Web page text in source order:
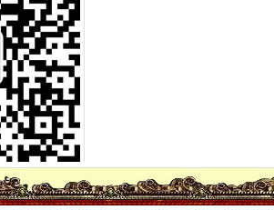
司促进“合同帮农”工作
公司措施进一步开展学习实践科学发展观活动
共建“大消委”重庆免费注册公司新格局
举措深化学习实践活动和消费维权
圆满闭幕
柑橘运销绿通道保护果农合法权益
注册公司十七届三中全会精
切实推进知名商标认定工作
有效措施开展食品安全宣周活动
工商系统次电子商务监管工作业务培训会成功举办
彻市委三届四次全委会精、0元注册公司深入学习实践